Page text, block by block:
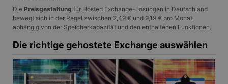
Die Preisgestaltung für Hosted Exchange-Lösungen in Deutschland
bewegt sich in der Regel zwischen 2,49 € und 9,19 € pro Monat,
abhängig von der Speicherkapazität und den enthaltenen Funktionen.
Die richtige gehostete Exchange auswählen